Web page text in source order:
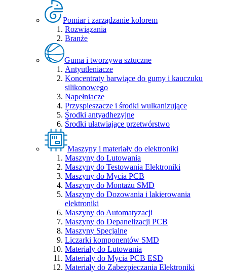
Pomiar i zarządzanie kolorem
Rozwiązania
Branże
Guma i tworzywa sztuczne
Antyutleniacze
Koncentraty barwiące do gumy i kauczuku
silikonowego
Napełniacze
Przyspieszacze i środki wulkanizujące
Środki antyadhezyjne
Środki ułatwiające przetwórstwo
Maszyny i materiały do elektroniki
Maszyny do Lutowania
Maszyny do Testowania Elektroniki
Maszyny do Mycia PCB
Maszyny do Montażu SMD
Maszyny do Dozowania i lakierowania
elektroniki
Maszyny do Automatyzacji
Maszyny do Depanelizacji PCB
Maszyny Specjalne
Liczarki komponentów SMD
Materiały do Lutowania
Materiały do Mycia PCB ESD
Materiały do Zabezpieczania Elektroniki